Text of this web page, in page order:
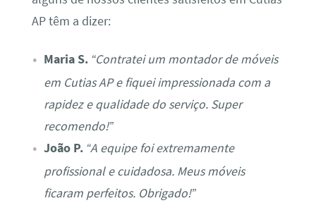
AP têm a dizer:
Maria S. “Contratei um montador de móveis
em Cutias AP e fiquei impressionada com a
rapidez e qualidade do serviço. Super
recomendo!”
João P. “A equipe foi extremamente
profissional e cuidadosa. Meus móveis
ficaram perfeitos. Obrigado!”